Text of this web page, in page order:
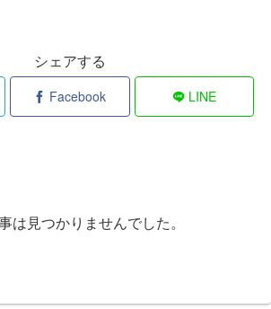
シェアする
Facebook LINE
は見つかりませんでした。